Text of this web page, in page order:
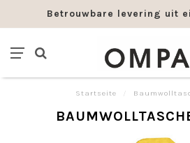
Betrouwbare levering uit
Startseite